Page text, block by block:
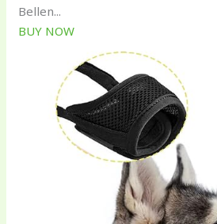
Bellen...
BUY NOW